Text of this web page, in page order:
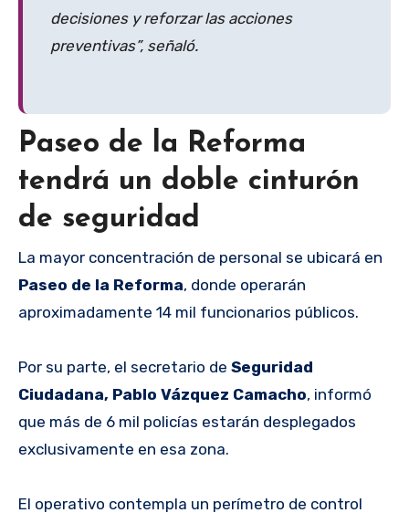
decisiones y reforzar las acciones
preventivas”, señaló.
Paseo de la Reforma
tendrá un doble cinturón
de seguridad
La mayor concentración de personal se ubicará en
Paseo de la Reforma, donde operarán
aproximadamente 14 mil funcionarios públicos.
Por su parte, el secretario de Seguridad
Ciudadana, Pablo Vázquez Camacho, informó
que más de 6 mil policías estarán desplegados
exclusivamente en esa zona.
El operativo contempla un perímetro de control